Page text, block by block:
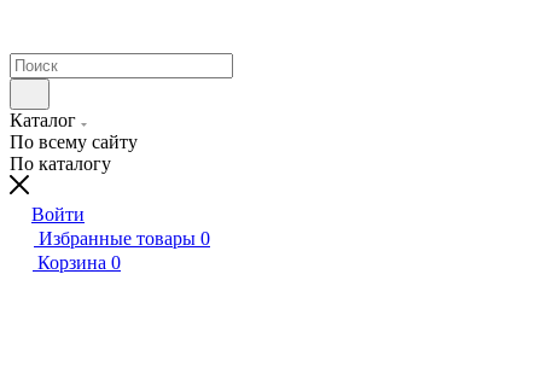
Каталог
По всему сайту
По каталогу
Войти
Избранные товары 0
Корзина 0